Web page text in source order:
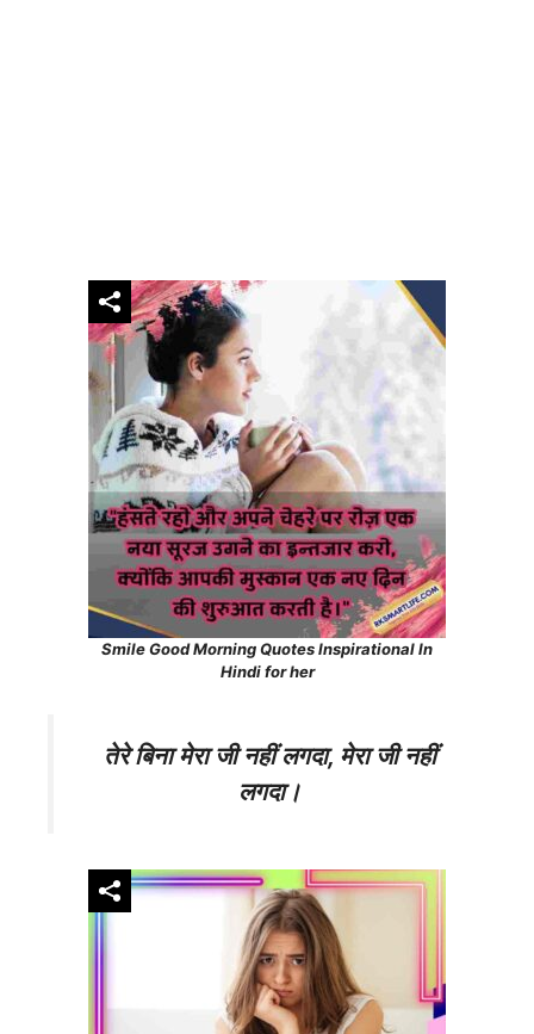
Smile Good Morning Quotes Inspirational In
Hindi for her
तेरे बिना मेरा जी नहीं लगदा, मेरा जी नहीं
लगदा।